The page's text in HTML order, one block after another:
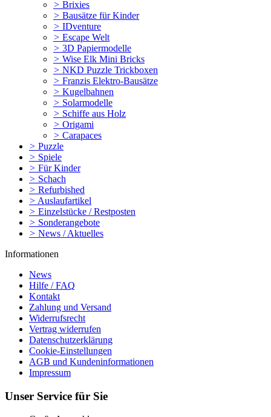
> Brixies
> Bausätze für Kinder
> IDventure
> Escape Welt
> 3D Papiermodelle
> Wise Elk Mini Bricks
> NKD Puzzle Trickboxen
> Franzis Elektro-Bausätze
> Kugelbahnen
> Solarmodelle
> Schiffe aus Holz
> Origami
> Carapaces
> Puzzle
> Spiele
> Für Kinder
> Schach
> Refurbished
> Auslaufartikel
> Einzelstücke / Restposten
> Sonderangebote
> News / Aktuelles
Informationen
News
Hilfe / FAQ
Kontakt
Zahlung und Versand
Widerrufsrecht
Vertrag widerrufen
Datenschutzerklärung
Cookie-Einstellungen
AGB und Kundeninformationen
Impressum
Unser Service für Sie